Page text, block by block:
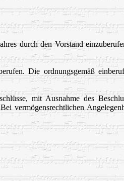
durch den Vorstand
Die ordnungsgemäß
mit Ausnahme des
vermögensrechtlichen